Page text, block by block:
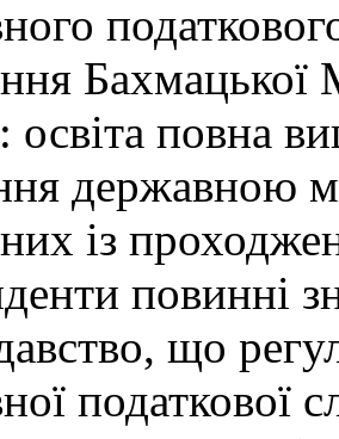
освіта повна
державною
із
повинні
що
податкової